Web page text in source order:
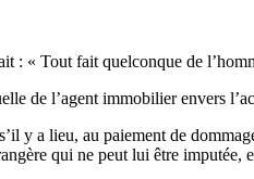
: « Tout fait quelconque de
de l’agent immobilier envers
y a lieu, au paiement de
qui ne peut lui être imputée,